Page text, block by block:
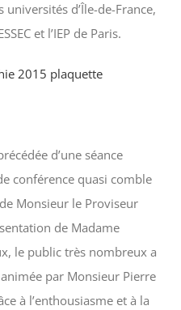
d’Île-de-France,
et l’IEP de Paris.
2015 plaquette
d’une séance
conférence quasi comble
Monsieur le Proviseur
de Madame
le public très nombreux a
par Monsieur Pierre
à l’enthousiasme et à la